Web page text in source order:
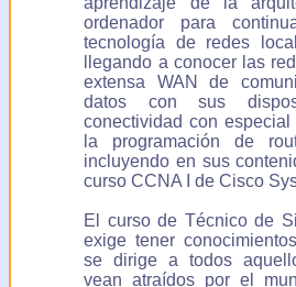
ordenador para
tecnología de redes
llegando a conocer las
extensa WAN de
datos con sus
conectividad con especial
la programación de
incluyendo en sus
curso CCNA I de Cisco
El curso de Técnico de
exige tener
se dirige a todos
vean atraídos por el